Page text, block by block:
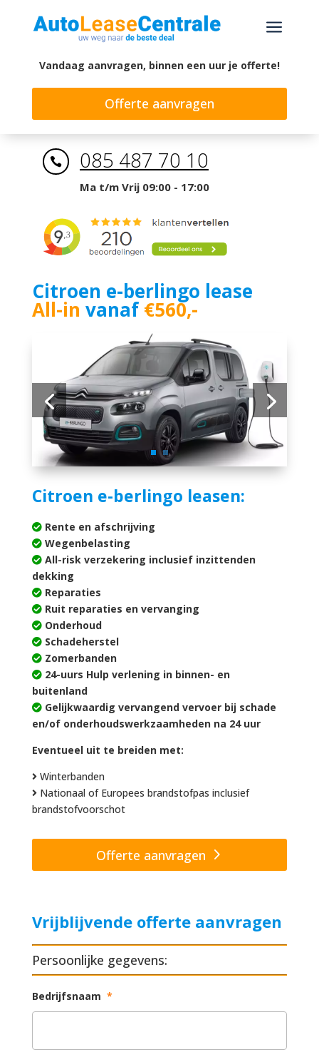
a
Vandaag aanvragen, binnen een uur je offerte!
Offerte aanvragen
 085 487 70 10
Ma t/m Vrij 09:00 - 17:00
Citroen e-berlingo lease
All-in vanaf€560,-
Citroen e-berlingo leasen:
Rente en afschrijving
Wegenbelasting
All-risk verzekering inclusief inzittenden
dekking
Reparaties
Ruit reparaties en vervanging
Onderhoud
Schadeherstel
Zomerbanden
24-uurs Hulp verlening in binnen- en
buitenland
Gelijkwaardig vervangend vervoer bij schade
en/of onderhoudswerkzaamheden na 24 uur
Eventueel uit te breiden met:
Winterbanden
Nationaal of Europees brandstofpas inclusief
brandstofvoorschot
Offerte aanvragen
Vrijblijvende offerte aanvragen
Persoonlijke gegevens:
Bedrijfsnaam *